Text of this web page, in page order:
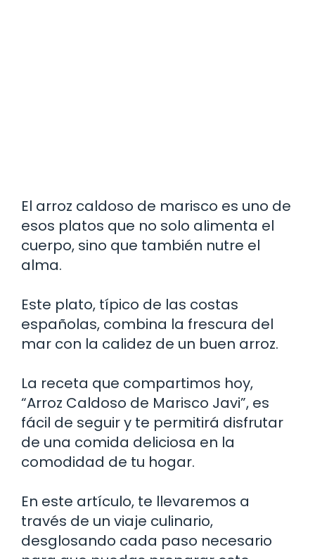
El arroz caldoso de marisco es uno de
esos platos que no solo alimenta el
cuerpo, sino que también nutre el
alma.
Este plato, típico de las costas
españolas, combina la frescura del
mar con la calidez de un buen arroz.
La receta que compartimos hoy,
“Arroz Caldoso de Marisco Javi”, es
fácil de seguir y te permitirá disfrutar
de una comida deliciosa en la
comodidad de tu hogar.
En este artículo, te llevaremos a
través de un viaje culinario,
desglosando cada paso necesario